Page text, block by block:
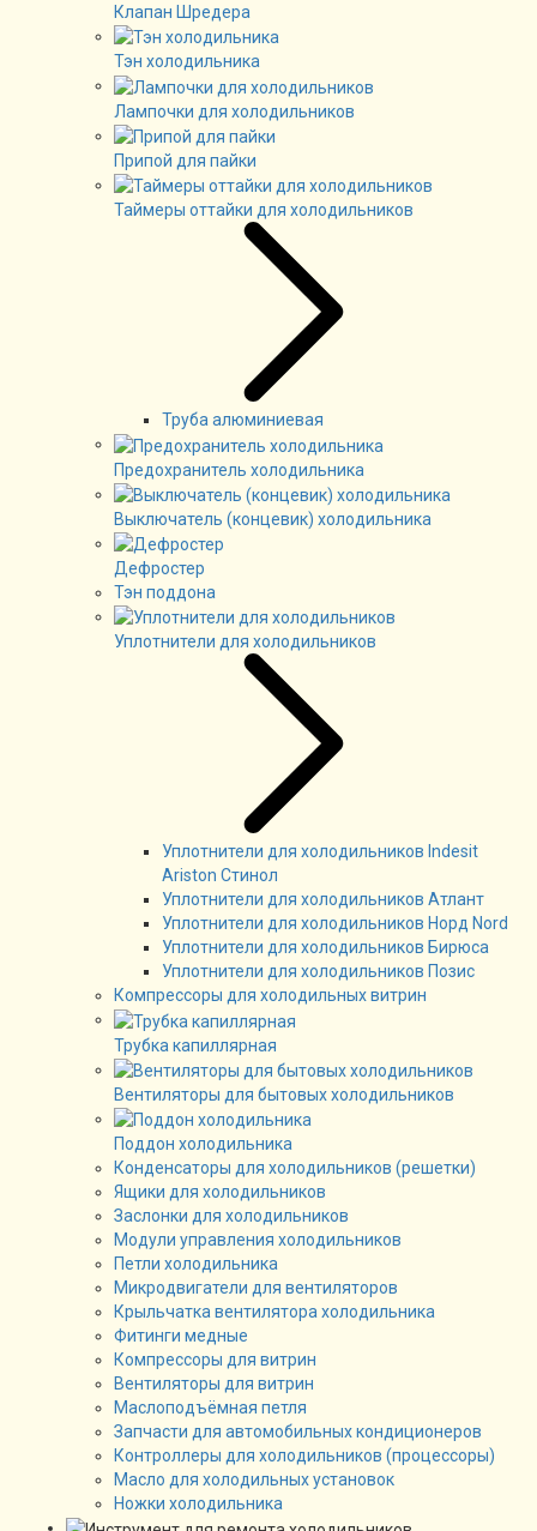
Клапан Шредера
Тэн холодильника
Лампочки для холодильников
Припой для пайки
Таймеры оттайки для холодильников
Труба алюминиевая
Предохранитель холодильника
Выключатель (концевик) холодильника
Дефростер
Тэн поддона
Уплотнители для холодильников
Уплотнители для холодильников Indesit
Ariston Стинол
Уплотнители для холодильников Атлант
Уплотнители для холодильников Норд Nord
Уплотнители для холодильников Бирюса
Уплотнители для холодильников Позис
Компрессоры для холодильных витрин
Трубка капиллярная
Вентиляторы для бытовых холодильников
Поддон холодильника
Конденсаторы для холодильников (решетки)
Ящики для холодильников
Заслонки для холодильников
Модули управления холодильников
Петли холодильника
Микродвигатели для вентиляторов
Крыльчатка вентилятора холодильника
Фитинги медные
Компрессоры для витрин
Вентиляторы для витрин
Маслоподъёмная петля
Запчасти для автомобильных кондиционеров
Контроллеры для холодильников (процессоры)
Масло для холодильных установок
Ножки холодильника